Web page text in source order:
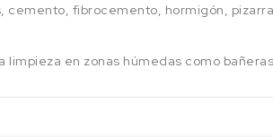
cemento, fibrocemento, hormigón,
en zonas húmedas como